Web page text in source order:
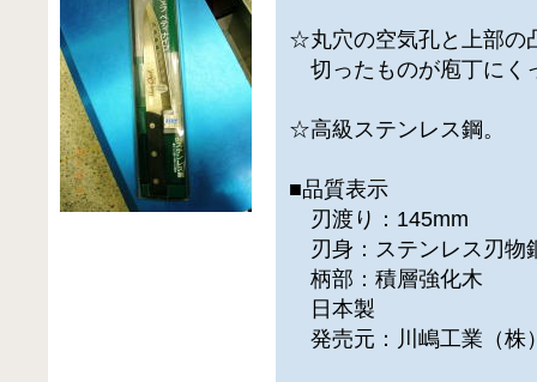
☆丸穴の空気孔と上部の
切ったものが庖丁にく
☆高級ステンレス鋼。
■品質表示
刃渡り：145mm
刃身：ステンレス刃物
柄部：積層強化木
日本製
発売元：川嶋工業（株